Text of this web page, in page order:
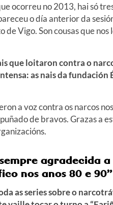
ocorreu no 2013, hai só
o día anterior da
Vigo. Son cousas que
que loitaron contra o
as nais da fundación
a voz contra os narcos
de bravos. Grazas a
agradecida
nos anos 80 e 90”
as series sobre o